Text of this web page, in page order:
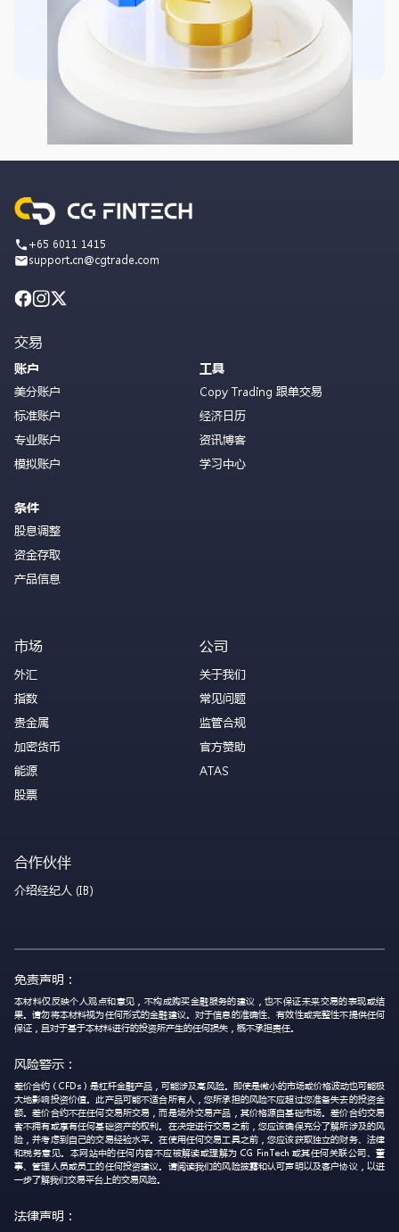
+65 6011 1415
support.cn@cgtrade.com
交易
账户
美分账户
标准账户
专业账户
模拟账户
条件
股息调整
资金存取
产品信息
工具
Copy Trading 跟单交易
经济日历
资讯博客
学习中心
市场
外汇
指数
贵金属
加密货币
能源
股票
公司
关于我们
常见问题
监管合规
官方赞助
ATAS
合作伙伴
介绍经纪人 (IB)
免责声明：
本材料仅反映个人观点和意见，不构成购买金融服务的建议，也不保证未来交易的表现或结
果。请勿将本材料视为任何形式的金融建议。对于信息的准确性、有效性或完整性不提供任何
保证，且对于基于本材料进行的投资所产生的任何损失，概不承担责任。
风险警示：
差价合约（CFDs）是杠杆金融产品，可能涉及高风险。即使是微小的市场或价格波动也可能极
大地影响投资价值。此产品可能不适合所有人，您所承担的风险不应超过您准备失去的投资金
额。差价合约不在任何交易所交易，而是场外交易产品，其价格源自基础市场。差价合约交易
者不拥有或享有任何基础资产的权利。在决定进行交易之前，您应该确保充分了解所涉及的风
险，并考虑到自己的交易经验水平。在使用任何交易工具之前，您应该获取独立的财务、法律
和税务意见。本网站中的任何内容不应被解读或理解为 CG FinTech 或其任何关联公司、董
事、管理人员或员工的任何投资建议。请阅读我们的风险披露和认可声明以及客户协议，以进
一步了解我们交易平台上的交易风险。
法律声明：